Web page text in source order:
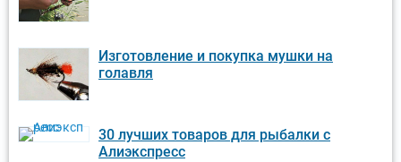
Изготовление и покупка мушки на
голавля
30 лучших товаров для рыбалки с
Алиэкспресс